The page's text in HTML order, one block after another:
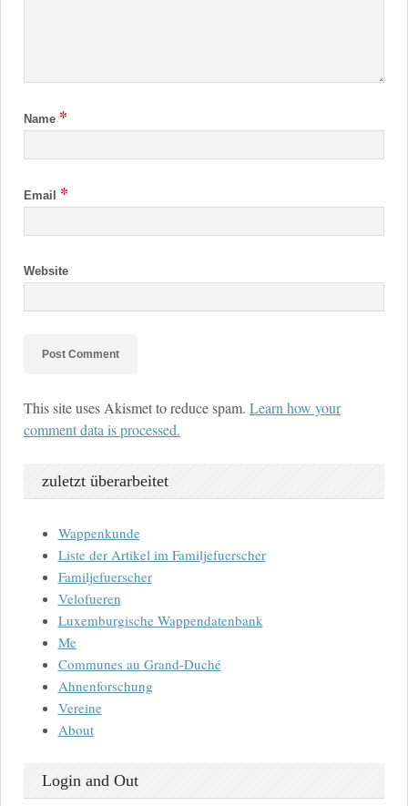
Name *
Email *
Website
This site uses Akismet to reduce spam. Learn how your
comment data is processed.
zuletzt überarbeitet
Wappenkunde
Liste der Artikel im Familjefuerscher
Familjefuerscher
Velofueren
Luxemburgische Wappendatenbank
Me
Communes au Grand-Duché
Ahnenforschung
Vereine
About
Login and Out